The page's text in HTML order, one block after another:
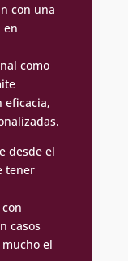
con una
en
como
eficacia,
desde el
tener
casos
el